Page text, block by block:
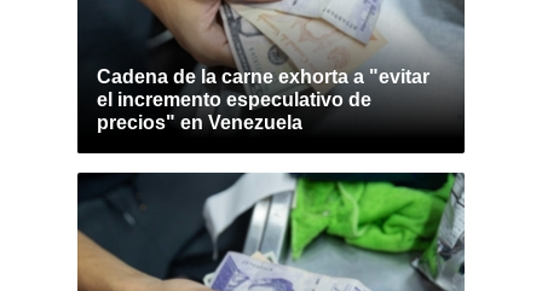
Cadena de la carne exhorta a "evitar
el incremento especulativo de
precios" en Venezuela